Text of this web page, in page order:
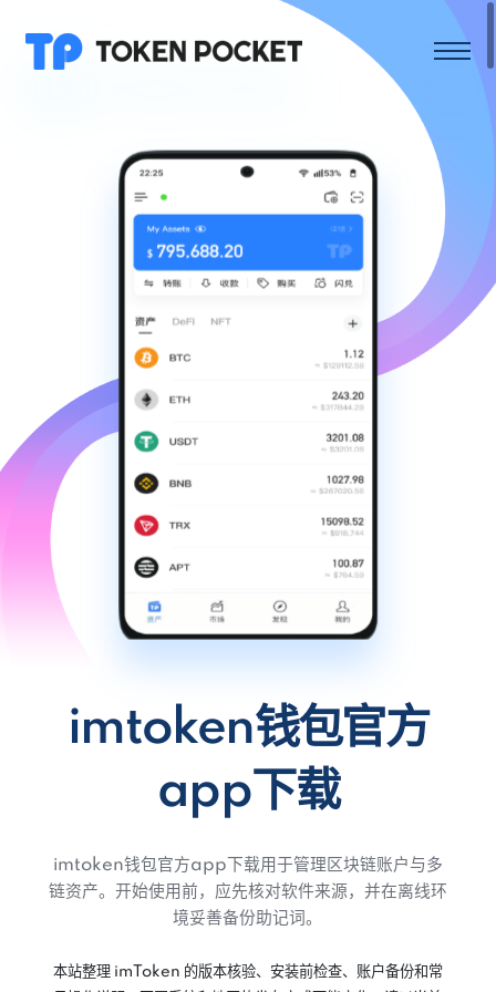
imtoken钱包官方
app下载
imtoken钱包官方app下载用于管理区块链账户与多
链资产。开始使用前，应先核对软件来源，并在离线环
境妥善备份助记词。
本站整理 imToken 的版本核验、安装前检查、账户备份和常